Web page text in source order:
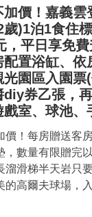
價！嘉義雲
)1泊1食住
，平日享免
配置浴缸、依
園區入園票
diy券乙張，
戲室、球池、
價！每房贈送客
，數量有限贈完
溜滑梯半天岩只
的高爾夫球場，